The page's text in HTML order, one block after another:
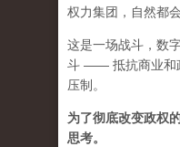
权力集团，自然都
这是一场战斗，数
斗 —— 抵抗商业和
压制。
为了彻底改变政权
思考。